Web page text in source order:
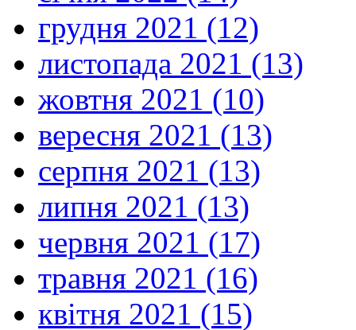
грудня 2021 (12)
листопада 2021 (13)
жовтня 2021 (10)
вересня 2021 (13)
серпня 2021 (13)
липня 2021 (13)
червня 2021 (17)
травня 2021 (16)
квітня 2021 (15)